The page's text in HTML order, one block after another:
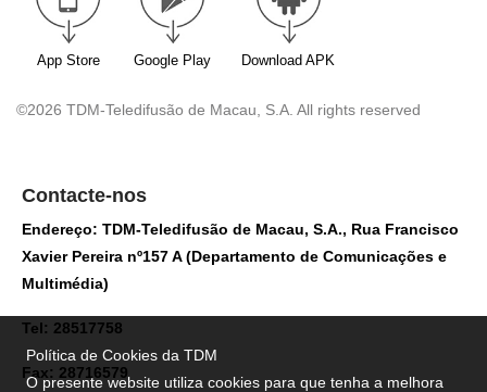
App Store Google Play Download APK
©2026 TDM-Teledifusão de Macau, S.A. All rights reserved
Contacte-nos
Endereço: TDM-Teledifusão de Macau, S.A., Rua Francisco
Xavier Pereira nº157 A (Departamento de Comunicações e
Multimédia)
Tel: 28517758
Fax: 28716579
Política de Cookies da TDM
O presente website utiliza cookies para que tenha a melhora